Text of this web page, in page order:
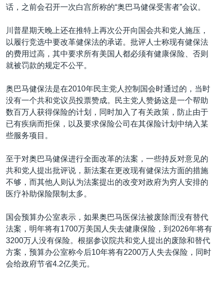
话，之前会召开一次白宫所称的“奥巴马健保受害者”会议。
川普星期天晚上还在推特上再次公开向国会共和党人施压，
以履行竞选中要改革健保法的承诺。批评人士称现有健保法
的费用过高，其中要求所有美国人都必须有健康保险、否则
就被罚款的规定不公平。
奥巴马健保法是在2010年民主党人控制国会时通过的，当时
没有一个共和党议员投票赞成。民主党人赞扬这是一个帮助
数百万人获得保险的计划，同时加入了有关政策，防止由于
已有疾病而拒保，以及要求保险公司在其保险计划中纳入某
些服务项目。
至于对奥巴马健保进行全面改革的法案，一些持反对意见的
共和党人提出批评说，新法案在更改现有健保法方面的措施
不够，而其他人则认为法案提出的改变对政府为穷人安排的
医疗补助保险限制太多。
国会预算办公室表示，如果奥巴马医保法被废除而没有替代
法案，明年将有1700万美国人失去健康保险，到2026年将有
3200万人没有保险。根据参议院共和党人提出的废除和替代
方案，预算办公室称今后10年将有2200万人失去保险，同时
会给政府节省4.2亿美元。